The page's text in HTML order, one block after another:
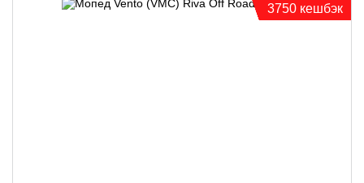
3750 кешбэк